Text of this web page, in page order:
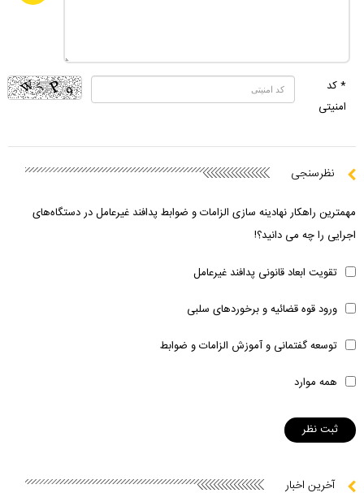
* کد
امنیتی
نظرسنجی
مهمترین راهکار نهادینه سازی الزامات و ضوابط پدافند غیرعامل در دستگاه‌های
اجرایی را چه می دانید؟!
تقویت ابعاد قانونی پدافند غیرعامل
ورود قوه قضائیه و برخوردهای سلبی
توسعه گفتمانی و آموزش الزامات و ضوابط
همه موارد
آخرین اخبار